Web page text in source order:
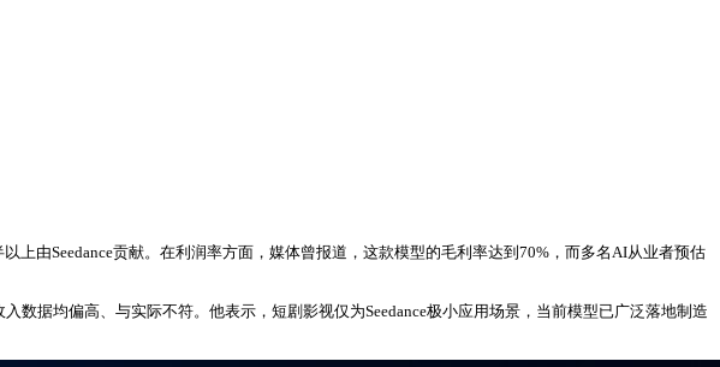
由Seedance贡献。在利润率方面，媒体曾报道，这款模型的毛利率达到70%，而多名AI从业者预估
数据均偏高、与实际不符。他表示，短剧影视仅为Seedance极小应用场景，当前模型已广泛落地制造